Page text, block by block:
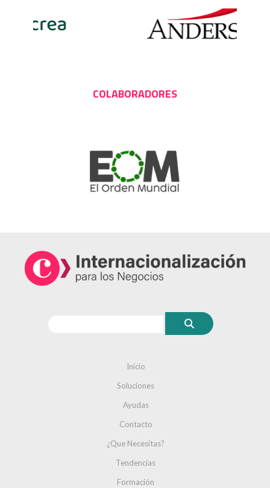
COLABORADORES
Inicio
Soluciones
Ayudas
Contacto
¿Que Necesitas?
Tendencias
Formación